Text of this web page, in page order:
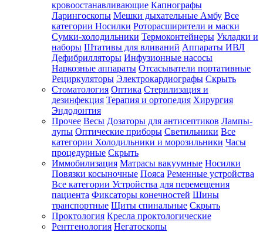
кровоостанавливающие Капнографы
Ларингоскопы Мешки дыхательные Амбу Все
категории Носилки Роторасширители и маски
Сумки-холодильники Термоконтейнеры Укладки и
наборы Штативы для вливаний Аппараты ИВЛ
Дефибрилляторы Инфузионные насосы
Наркозные аппараты Отсасыватели портативные
Рециркуляторы Электрокардиографы Скрыть
Стоматология Оптика Стерилизация и
дезинфекция Терапия и ортопедия Хирургия
Эндодонтия
Прочее Весы Дозаторы для антисептиков Лампы-
лупы Оптические приборы Светильники Все
категории Холодильники и морозильники Часы
процедурные Скрыть
Иммобилизация Матрасы вакуумные Носилки
Повязки косыночные Пояса Ременные устройства
Все категории Устройства для перемещения
пациента Фиксаторы конечностей Шины
транспортные Щиты спинальные Скрыть
Проктология Кресла проктологические
Рентгенология Негатоскопы